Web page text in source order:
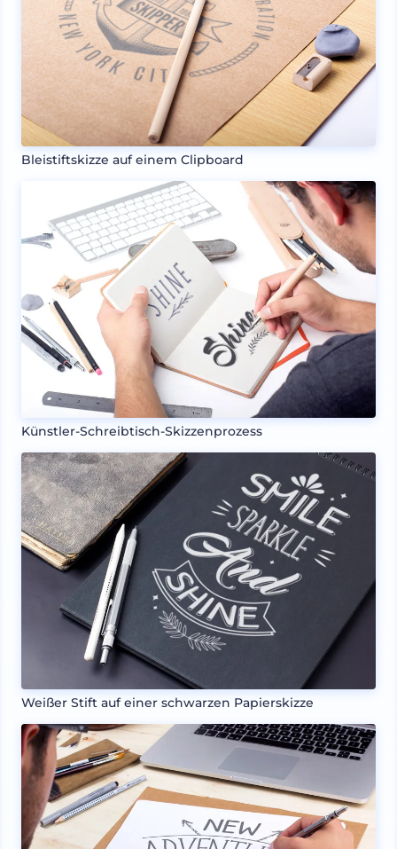
Bleistiftskizze auf einem Clipboard
Künstler-Schreibtisch-Skizzenprozess
Weißer Stift auf einer schwarzen Papierskizze